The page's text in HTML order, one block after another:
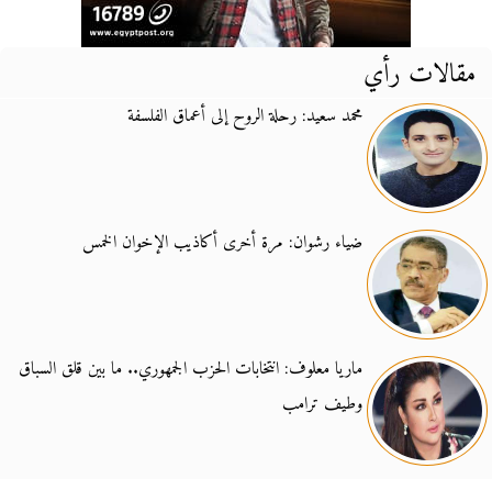
مقالات رأي
محمد سعيد: رحلة الروح إلى أعماق الفلسفة
ضياء رشوان: مرة أخرى أكاذيب الإخوان الخمس
ماريا معلوف: انتخابات الحزب الجمهوري.. ما بين قلق السباق
وطيف ترامب